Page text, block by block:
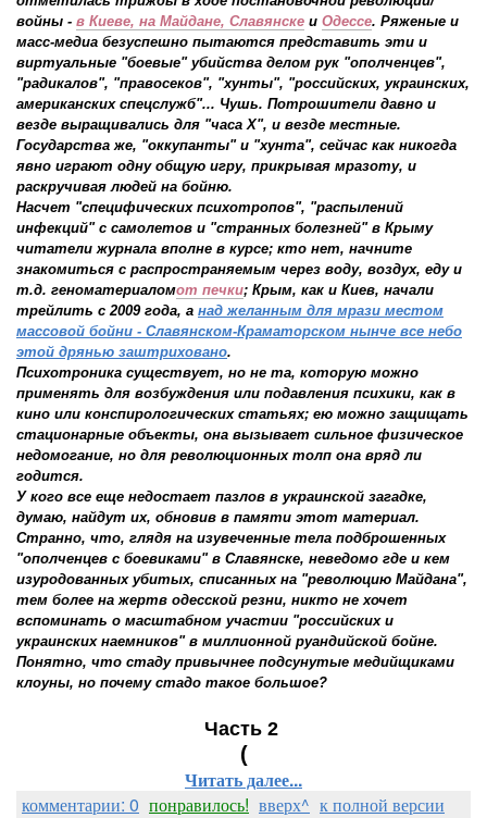
войны - в Киеве, на Майдане, Славянске и Одессе. Ряженые и
масс-медиа безуспешно пытаются представить эти и
виртуальные "боевые" убийства делом рук "ополченцев",
"радикалов", "правосеков", "хунты", "российских, украинских,
американских спецслужб"... Чушь. Потрошители давно и
везде выращивались для "часа Х", и везде местные.
Государства же, "оккупанты" и "хунта", сейчас как никогда
явно играют одну общую игру, прикрывая мразоту, и
раскручивая людей на бойню.
Насчет "специфических психотропов", "распылений
инфекций" с самолетов и "странных болезней" в Крыму
читатели журнала вполне в курсе; кто нет, начните
знакомиться с распространяемым через воду, воздух, еду и
т.д. геноматериаломот печки; Крым, как и Киев, начали
трейлить с 2009 года, а над желанным для мрази местом
массовой бойни - Славянском-Краматорском нынче все небо
этой дрянью заштриховано.
Психотроника существует, но не та, которую можно
применять для возбуждения или подавления психики, как в
кино или конспирологических статьях; ею можно защищать
стационарные объекты, она вызывает сильное физическое
недомогание, но для революционных толп она вряд ли
годится.
У кого все еще недостает пaзлов в украинской загадке,
думаю, найдут их, обновив в памяти этот материал.
Cтранно, что, глядя на изувеченные тела подброшенных
"ополченцев с боевиками" в Славянске, неведомо где и кем
изуродованных убитых, списанных на "революцию Майдана",
тем более на жертв одесской резни, никто не хочет
вспоминать о масштабном участии "российских и
украинских наемников" в миллионной руандийской бойне.
Понятно, что стаду привычнее подсунутые медийщиками
клоуны, но почему стадо такое большое?
Часть 2
(
Читать далее...
комментарии: 0 понравилось! вверх^ к полной версии